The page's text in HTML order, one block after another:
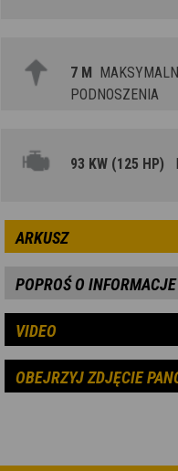
7 M
PODNOSZENIA
93 KW (125 HP)
ARKUSZ
POPROŚ O INFORMACJE
VIDEO
OBEJRZYJ ZDJĘCIE